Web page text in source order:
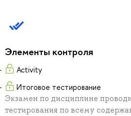
Элементы контроля
Activity
Итоговое тестирование
Экзамен по дисциплине
тестирования по всему